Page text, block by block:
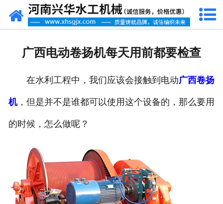
网站首页
联系我们
广西电动卷扬机每天用前都要检查
在水利工程中，我们应该会接触到电动广西卷扬
机，但是并不是谁都可以使用这个设备的，那么要用
的时候，怎么做呢？